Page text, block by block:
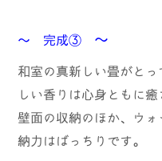
～ 完成③ ～
和室の真新しい畳がと
しい香りは心身ともに
壁面の収納のほか、ウ
納力はばっちりです。